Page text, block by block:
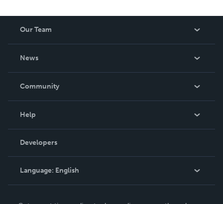
Our Team
News
In The News
Community
Podcast
Help
Order Lookup
Knowledge Base
Contact Support
Developers
Language: English